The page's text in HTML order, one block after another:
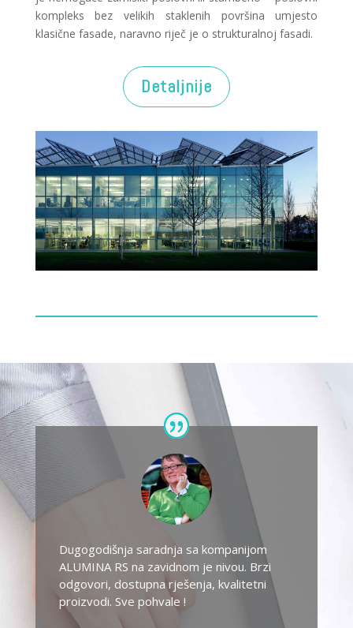
kompleks bez velikih staklenih površina umjesto
klasične fasade, naravno riječ je o strukturalnoj fasadi.
Detaljnije
Dugogodišnja saradnja sa kompanijom
ALUMINA RS na zavidnom je nivou. Brzi
odgovori, dostupna rješenja, kvalitetni
proizvodi. Sve pohvale !